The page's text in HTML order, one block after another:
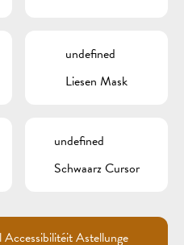
undefined
Liesen Mask
undefined
Schwaarz Cursor
Accessibilitéit Astellunge